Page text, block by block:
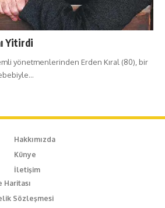
Yitirdi
yönetmenlerinden Erden Kıral (80), bir
Hakkımızda
Künye
İletişim
Haritası
Sözleşmesi